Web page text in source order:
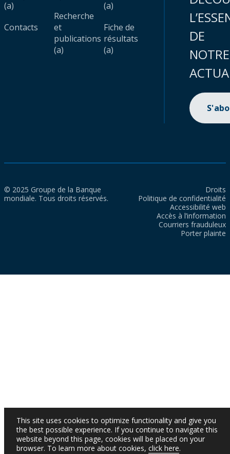
(a)
Contacts
Recherche
et
publications
(a)
(a)
Fiche de
résultats
(a)
DE
NOTRE
© 2025 Groupe de la Banque
mondiale. Tous droits réservés.
Droits
Politique de confidentialité
Accessibilité web
Accès à l’information
Courriers frauduleux
Porter plainte
This site uses cookies to optimize functionality and give you
the best possible experience. If you continue to navigate this
website beyond this page, cookies will be placed on your
browser. To learn more about cookies, click here.